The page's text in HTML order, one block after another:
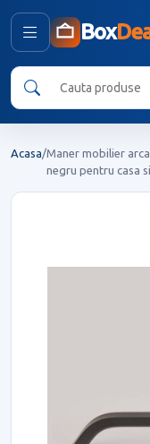
Box
Acasa/Maner mobilier
negru pentru casa